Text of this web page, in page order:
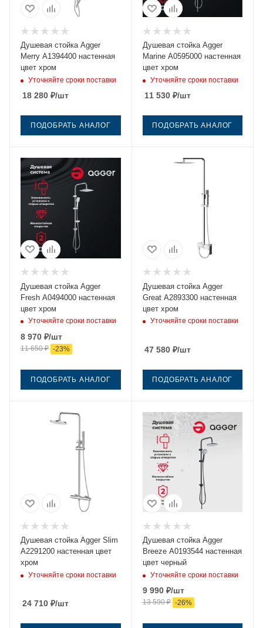
Душевая стойка Agger
Merry A1394400 настенная
цвет хром
Уточняйте сроки поставки
18 280 ₽/шт
ПОДОБРАТЬ АНАЛОГ
Душевая стойка Agger
Marine A0595000 настенная
цвет хром
Уточняйте сроки поставки
11 530₽/шт
ПОДОБРАТЬ АНАЛОГ
Душевая стойка Agger
Fresh A0494000 настенная
цвет хром
Уточняйте сроки поставки
8 970 ₽/шт
11 650₽ -23%
ПОДОБРАТЬ АНАЛОГ
Душевая стойка Agger
Great A2893300 настенная
цвет хром
Уточняйте сроки поставки
47 580₽/шт
ПОДОБРАТЬ АНАЛОГ
Душевая стойка Agger Slim
A2291200 настенная цвет
хром
Уточняйте сроки поставки
24 710 ₽/шт
Душевая стойка Agger
Breeze A0193544 настенная
цвет черный
Уточняйте сроки поставки
9 990₽/шт
13 590₽ -26%